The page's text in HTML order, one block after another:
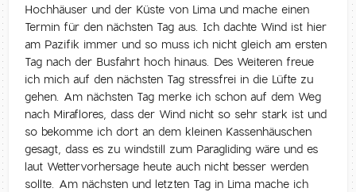
Hochhäuser und der Küste von Lima und mache einen
Termin für den nächsten Tag aus. Ich dachte Wind ist hier
am Pazifik immer und so muss ich nicht gleich am ersten
Tag nach der Busfahrt hoch hinaus. Des Weiteren freue
ich mich auf den nächsten Tag stressfrei in die Lüfte zu
gehen. Am nächsten Tag merke ich schon auf dem Weg
nach Miraflores, dass der Wind nicht so sehr stark ist und
so bekomme ich dort an dem kleinen Kassenhäuschen
gesagt, dass es zu windstill zum Paragliding wäre und es
laut Wettervorhersage heute auch nicht besser werden
sollte. Am nächsten und letzten Tag in Lima mache ich